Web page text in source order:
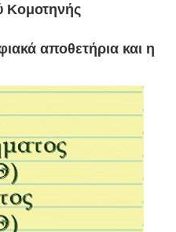
Κομοτηνής
αποθετήρια και η